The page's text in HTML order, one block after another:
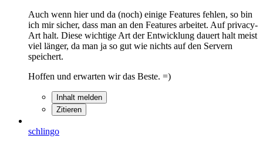
Auch wenn hier und da (noch) einige Features fehlen, so bin
ich mir sicher, dass man an den Features arbeitet. Auf privacy-
Art halt. Diese wichtige Art der Entwicklung dauert halt meist
viel länger, da man ja so gut wie nichts auf den Servern
speichert.
Hoffen und erwarten wir das Beste. =)
Inhalt melden
Zitieren
schlingo